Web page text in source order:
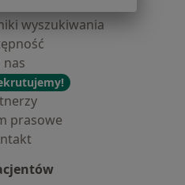
wyszukiwania
nas
prasowe